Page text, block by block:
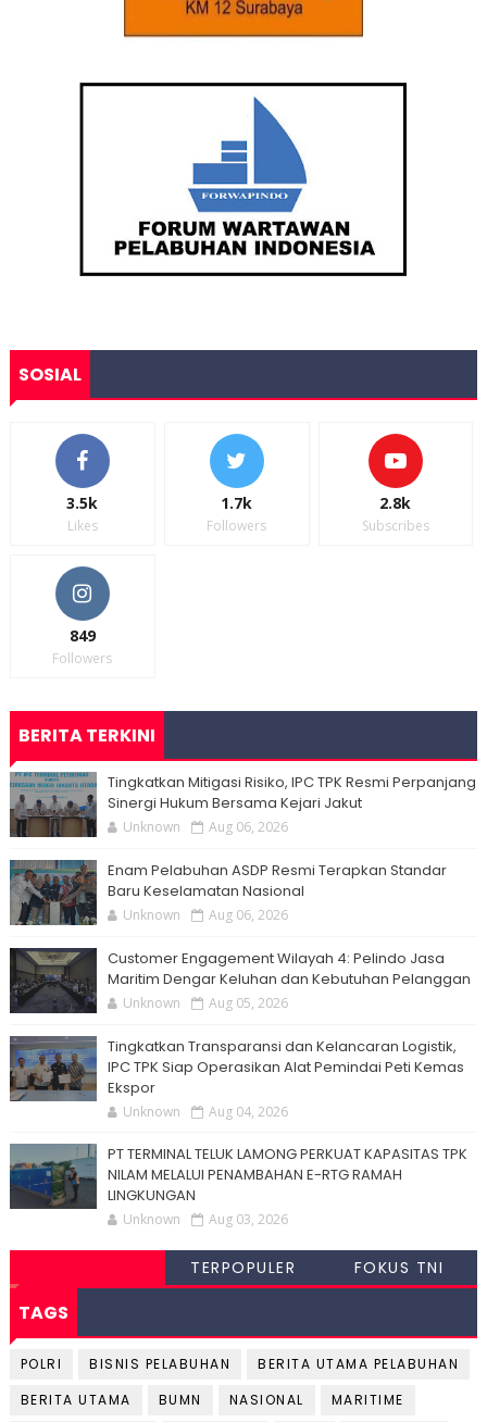
SOSIAL
3.5k
Likes
1.7k
Followers
2.8k
Subscribes
849
Followers
BERITA TERKINI
Tingkatkan Mitigasi Risiko, IPC TPK Resmi Perpanjang
Sinergi Hukum Bersama Kejari Jakut
Unknown Aug 06, 2026
Enam Pelabuhan ASDP Resmi Terapkan Standar
Baru Keselamatan Nasional
Unknown Aug 06, 2026
Customer Engagement Wilayah 4: Pelindo Jasa
Maritim Dengar Keluhan dan Kebutuhan Pelanggan
Unknown Aug 05, 2026
Tingkatkan Transparansi dan Kelancaran Logistik,
IPC TPK Siap Operasikan Alat Pemindai Peti Kemas
Ekspor
Unknown Aug 04, 2026
PT TERMINAL TELUK LAMONG PERKUAT KAPASITAS TPK
NILAM MELALUI PENAMBAHAN E-RTG RAMAH
LINGKUNGAN
Unknown Aug 03, 2026
TERPOPULER FOKUS TNI
TAGS
POLRI BISNIS PELABUHAN
BERITA UTAMA PELABUHAN
BERITA UTAMA
BUMN NASIONAL
MARITIME